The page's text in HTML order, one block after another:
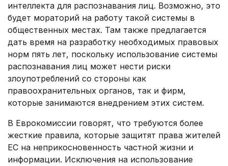
интеллекта для распознавания лиц. Возможно, это
будет мораторий на работу такой системы в
общественных местах. Там также предлагается
дать время на разработку необходимых правовых
норм пять лет, поскольку использование системы
распознавания лиц может нести риски
злоупотреблений со стороны как
правоохранительных органов, так и фирм,
которые занимаются внедрением этих систем.
В Еврокомиссии говорят, что требуются более
жесткие правила, которые защитят права жителей
ЕС на неприкосновенность частной жизни и
информации. Исключения на использование